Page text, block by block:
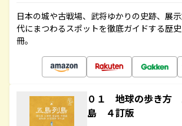
日本の城や古戦場、武将ゆかりの史跡、展
代にまつわるスポットを徹底ガイドする歴
冊。
０１ 地球の歩き方
島 ４訂版